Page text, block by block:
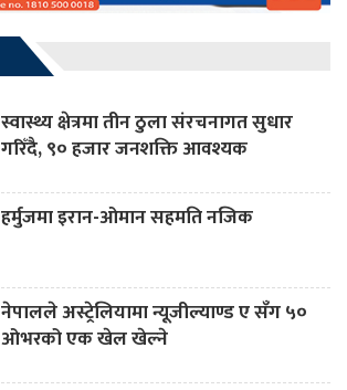
स्वास्थ्य क्षेत्रमा तीन ठुला संरचनागत सुधार
गरिँदै, ९० हजार जनशक्ति आवश्यक
हर्मुजमा इरान-ओमान सहमति नजिक
नेपालले अस्ट्रेलियामा न्यूजील्याण्ड ए सँग ५०
ओभरको एक खेल खेल्ने